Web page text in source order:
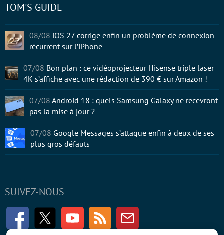
SUIVEZ-NOUS
FacebookTwitter Youtube RSS Newsletter
TOM'S GUIDE
08/08 iOS 27 corrige enfin un problème de connexion
récurrent sur l’iPhone
07/08 Bon plan : ce vidéoprojecteur Hisense triple laser
4K s’affiche avec une rédaction de 390 € sur Amazon !
07/08 Android 18 : quels Samsung Galaxy ne recevront
pas la mise à jour ?
07/08 Google Messages s’attaque enfin à deux de ses
plus gros défauts